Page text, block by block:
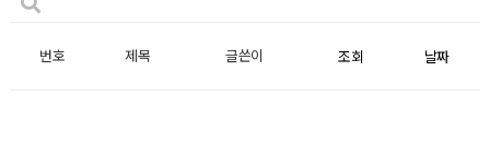
번호 제목 글쓴이 조회 날짜